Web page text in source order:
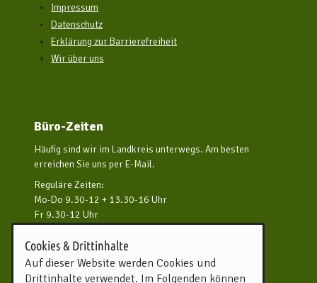
Impressum
Datenschutz
Erklärung zur Barrierefreiheit
Wir über uns
Büro-Zeiten
Häufig sind wir im Landkreis unterwegs. Am besten
erreichen Sie uns per E-Mail.
Reguläre Zeiten:
Mo-Do 9.30-12 + 13.30-16 Uhr
Fr 9.30-12 Uhr
Kontakt aufnehmen
Cookies & Drittinhalte
Auf dieser Website werden Cookies und
Drittinhalte verwendet. Im Folgenden können